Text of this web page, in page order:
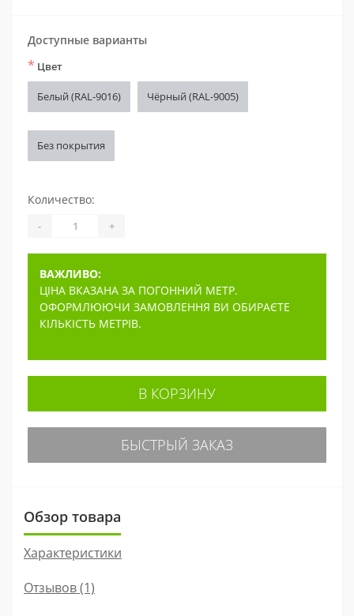
Доступные варианты
* Цвет
Белый (RAL-9016) Чёрный (RAL-9005)
Без покрытия
Количество:
- +
ВАЖЛИВО:
ЦІНА ВКАЗАНА ЗА ПОГОННИЙ МЕТР.
ОФОРМЛЮЮЧИ ЗАМОВЛЕННЯ ВИ ОБИРАЄТЕ
КІЛЬКІСТЬ МЕТРІВ.
В КОРЗИНУ
БЫСТРЫЙ ЗАКАЗ
Обзор товара
Характеристики
Отзывов (1)